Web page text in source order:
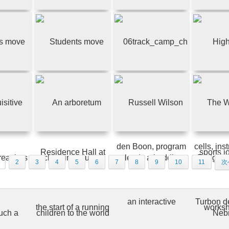
2 3 4 5 6 7 8 9 10 11 次